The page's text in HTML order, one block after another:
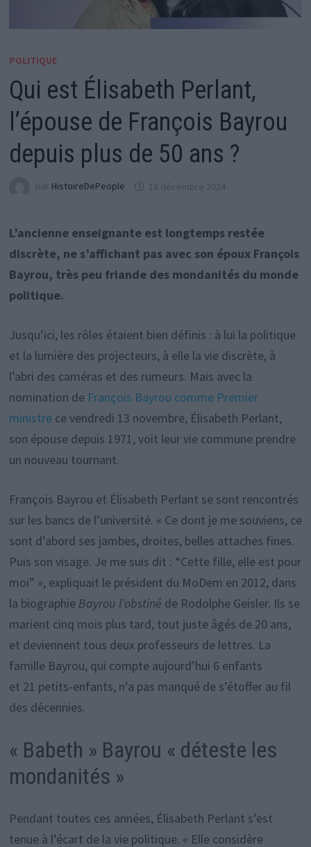
POLITIQUE
Qui est Élisabeth Perlant,
l’épouse de François Bayrou
depuis plus de 50 ans ?
par HistoireDePeople 18 décembre 2024
L’ancienne enseignante est longtemps restée
discrète, ne s’affichant pas avec son époux François
Bayrou, très peu friande des mondanités du monde
politique.
Jusqu’ici, les rôles étaient bien définis : à lui la politique
et la lumière des projecteurs, à elle la vie discrète, à
l’abri des caméras et des rumeurs. Mais avec la
nomination de François Bayrou comme Premier
ministrece vendredi 13 novembre, Élisabeth Perlant,
son épouse depuis 1971, voit leur vie commune prendre
un nouveau tournant.
François Bayrou et Élisabeth Perlant se sont rencontrés
sur les bancs de l’université. « Ce dont je me souviens, ce
sont d’abord ses jambes, droites, belles attaches fines.
Puis son visage. Je me suis dit : “Cette fille, elle est pour
moi” », expliquait le président du MoDem en 2012, dans
la biographie Bayrou l’obstiné de Rodolphe Geisler. Ils se
marient cinq mois plus tard, tout juste âgés de 20 ans,
et deviennent tous deux professeurs de lettres. La
famille Bayrou, qui compte aujourd’hui 6 enfants
et 21 petits-enfants, n’a pas manqué de s’étoffer au fil
des décennies.
« Babeth » Bayrou « déteste les
mondanités »
Pendant toutes ces années, Élisabeth Perlant s’est
tenue à l’écart de la vie politique. « Elle considère